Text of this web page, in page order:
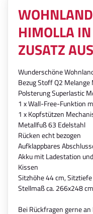
HIMOLLA
ZUSATZ
Wunderschöne
Bezug Stoff Q2 Melange
Polsterung Superlastic
1 x Wall-Free-Funktion
1 x Kopfstützen
Metallfuß 63 Edelstahl
Rücken echt bezogen
Aufklappbares
Akku mit Ladestation
Kissen
Sitzhöhe 44 cm,
Stellmaß ca. 266x248 cm
Bei Rückfragen gerne